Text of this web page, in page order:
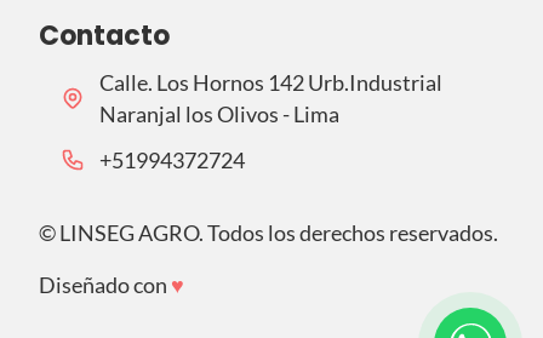
Contacto
Calle. Los Hornos 142 Urb.Industrial
Naranjal los Olivos - Lima
‪+51994372724‬
©LINSEG AGRO. Todos los derechos reservados.
Diseñado con ♥